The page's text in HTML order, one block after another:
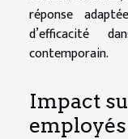
réponse
d’efficacité
contemporain.
Impact
employés